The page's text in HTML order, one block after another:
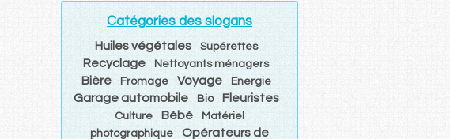
Catégories des slogans
Huiles végétales Supérettes
Recyclage Nettoyants ménagers
Bière Fromage Voyage Energie
Garage automobile Bio Fleuristes
Culture Bébé
Matériel
photographique
Opérateurs de